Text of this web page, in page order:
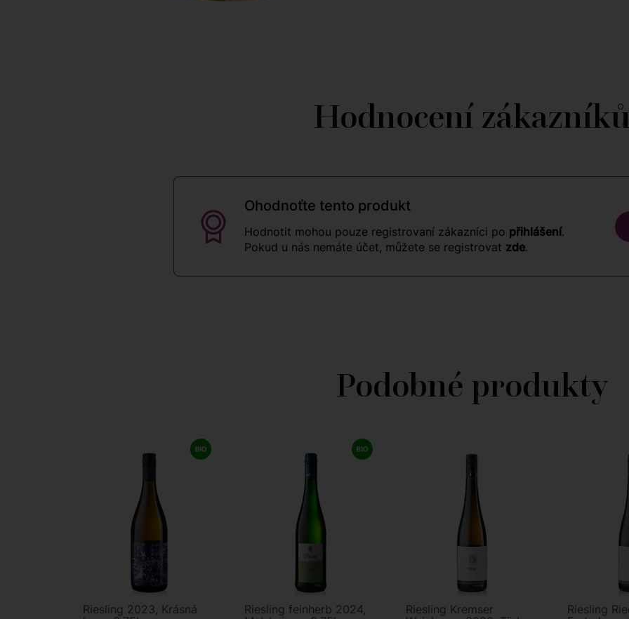
Hodnocení
Ohodnoťte tento produkt
Hodnotit mohou pouze registrovaní zákazníci po přihlášení.
Pokud u nás nemáte účet, můžete se registrovat zde.
Podobné produkty
Riesling 2023, Krásná
Riesling feinherb 2024,
Riesling Kremser
Riesling